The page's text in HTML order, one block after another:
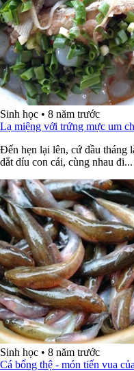
Sinh học • 8 năm trước
Lạ miệng với trứng mực um
Đến hẹn lại lên, cứ đầu tháng
dắt díu con cái, cùng nhau đi...
Sinh học • 8 năm trước
Cá bống thệ - món tiến vua